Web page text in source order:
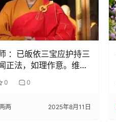
：已皈依三宝应护持三
正法，如理作意。维护
益，不能做损减佛教的
0 0
两 2025年8月11日